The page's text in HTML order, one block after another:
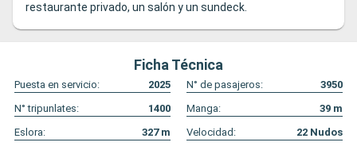
restaurante privado, un salón y un sundeck.
Ficha Técnica
Puesta en servicio: 2025 N° de pasajeros:
3950
N° tripunlates:
1400 Manga: 39 m
Eslora:
327m Velocidad: 22 Nudos